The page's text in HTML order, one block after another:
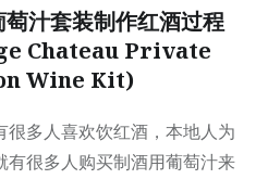
汁套装制作红酒过程
Chateau Private
Wine Kit)
很多人喜欢饮红酒，本地人为
有很多人购买制酒用葡萄汁来